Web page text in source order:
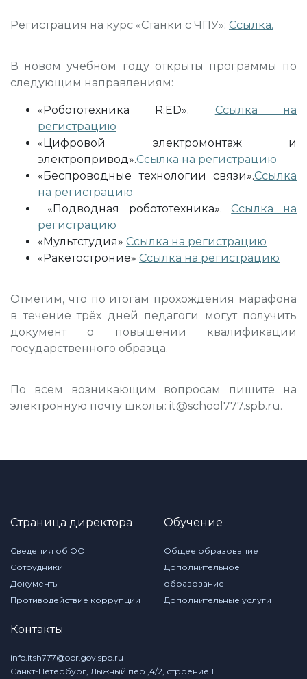
Регистрация на курс «Станки с ЧПУ»: Ссылка.
В новом учебном году открыты программы по
следующим направлениям:
«Робототехника R:ED». Ссылка на
регистрацию
«Цифровой электромонтаж и
электропривод».Ссылка на регистрацию
«Беспроводные технологии связи».Ссылка
на регистрацию
«Подводная робототехника».
Ссылка на
регистрацию
«Мультстудия» Ссылка на регистрацию
«Ракетостроние» Ссылка на регистрацию
Отметим, что по итогам прохождения марафона
в течение трёх дней педагоги могут получить
документ о повышении квалификации
государственного образца.
По всем возникающим вопросам пишите на
электронную почту школы: it@school777.spb.ru.
Страница директора
Сведения об ОО
Сотрудники
Документы
Противодействие коррупции
Обучение
Общее образование
Дополнительное
образование
Дополнительные услуги
Контакты
info.itsh777@obr.gov.spb.ru
Санкт-Петербург, Лыжный пер.,4/2, строение 1